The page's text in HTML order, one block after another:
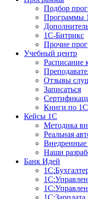
Подбор
Программы
1С-Битрикс
Прочие
Учебный центр
Расписание
Отзывы
Записаться
Книги по 1С
Кейсы 1С
Методика
Реальная
Наши
Банк Идей